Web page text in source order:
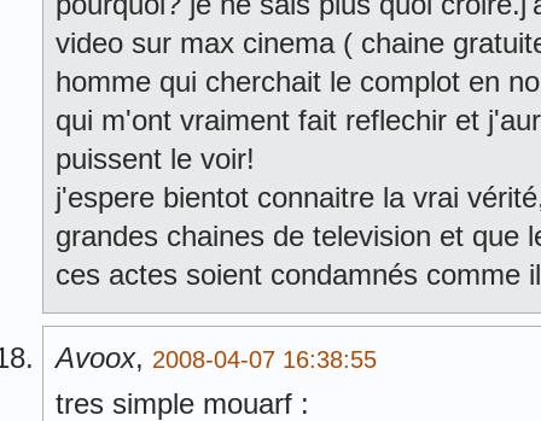
video sur max cinema ( chaine
homme qui cherchait le complot en
qui m'ont vraiment fait reflechir et
puissent le voir!
j'espere bientot connaitre la vrai
grandes chaines de television et que
ces actes soient condamnés comme
Avoox, 2008-04-07 16:38:55
tres simple mouarf :